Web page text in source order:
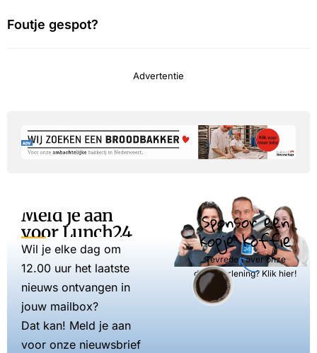
Foutje gespot?
Advertentie
Meld je aan
voor Lunch24
Wil je elke dag om
12.00 uur het laatste
nieuws ontvangen in
jouw mailbox?
Dat kan! Meld je aan
voor onze nieuwsbrief
Sponsor een
kopje koffie
Tevreden over onze
dienstverlening? Klik hier!